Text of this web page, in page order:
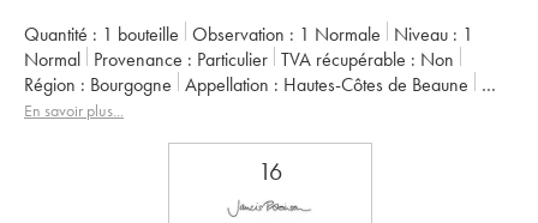
Quantité : 1 bouteille Observation : 1 Normale Niveau : 1
Normal
Provenance : particulier TVA récupérable :
non
Région :
Bourgogne Appellation :
Hautes-Côtes de Beaune
Propriétaire :
En savoir plus...
16